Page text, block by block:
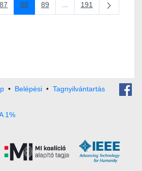
oldalak Navigáljon a TAB billentyűvel.
Oldal
87 Oldal
88 Oldal
89 ...Köztes oldalak
Oldal
191
• Belépési • Tagnyilvántartás
1%